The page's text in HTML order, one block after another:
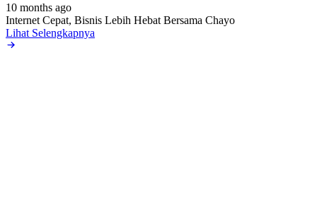
10 months ago
Internet Cepat, Bisnis Lebih Hebat Bersama Chayo
Lihat Selengkapnya